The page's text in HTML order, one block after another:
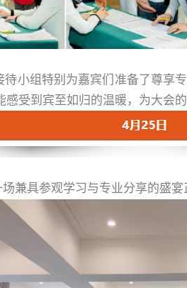
待小组特别为嘉宾们准备了尊享
受到宾至如归的温暖，为大会
兼具参观学习与专业分享的盛宴